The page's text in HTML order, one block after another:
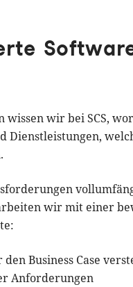
wir bei SCS,
Dienstleistungen,
wir mit einer
Business Case
Anforderungen